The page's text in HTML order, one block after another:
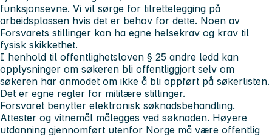
funksjonsevne. Vi vil sørge for tilrettelegging på
arbeidsplassen hvis det er behov for dette. Noen av
Forsvarets stillinger kan ha egne helsekrav og krav til
fysisk skikkethet.
I henhold til offentlighetsloven § 25 andre ledd kan
opplysninger om søkeren bli offentliggjort selv om
søkeren har anmodet om ikke å bli oppført på søkerlisten.
Det er egne regler for militære stillinger.
Forsvaret benytter elektronisk søknadsbehandling.
Attester og vitnemål målegges ved søknaden. Høyere
utdanning gjennomført utenfor Norge må være offentlig